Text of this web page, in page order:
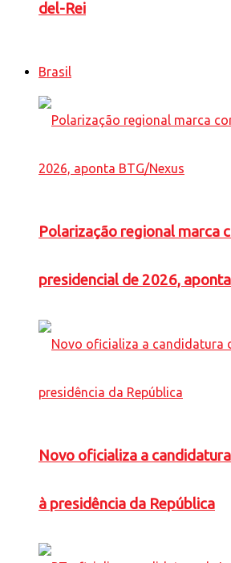
del-Rei
Brasil
Polarização regional marca
presidencial de 2026,
Novo oficializa a
à presidência da República